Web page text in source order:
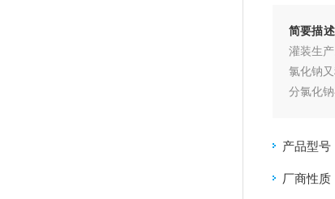
简要描述
灌装生产
氯化钠
分氯化
产品型号
厂商性质